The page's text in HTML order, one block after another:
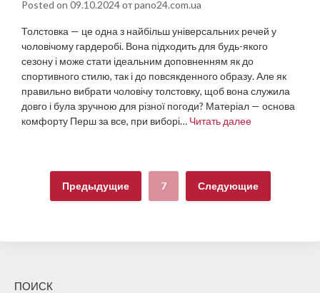
Posted on 09.10.2024отpano24.com.ua
Толстовка — це одна з найбільш універсальних речей у
чоловічому гардеробі. Вона підходить для будь-якого
сезону і може стати ідеальним доповненням як до
спортивного стилю, так і до повсякденного образу. Але як
правильно вибрати чоловічу толстовку, щоб вона служила
довго і була зручною для різної погоди? Матеріал — основа
комфорту Перш за все, при виборі… Читать далее
Предыдущие 7 Следующие
ПОИСК